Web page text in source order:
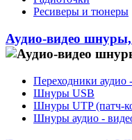
Ресиверы и тюнеры
Аудио-видео
Переходники аудио
Шнуры USB
Шнуры UTP (патч-
Шнуры аудио -